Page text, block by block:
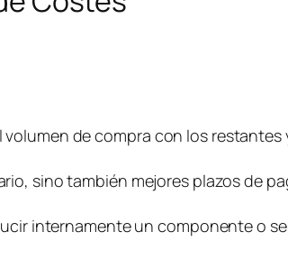
de compra con los
sino también mejores plazos de
internamente un componente o